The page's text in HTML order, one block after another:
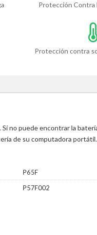
Protección Contra
Protección contra
no puede encontrar la
de su computadora portátil.
P65F
P57F002